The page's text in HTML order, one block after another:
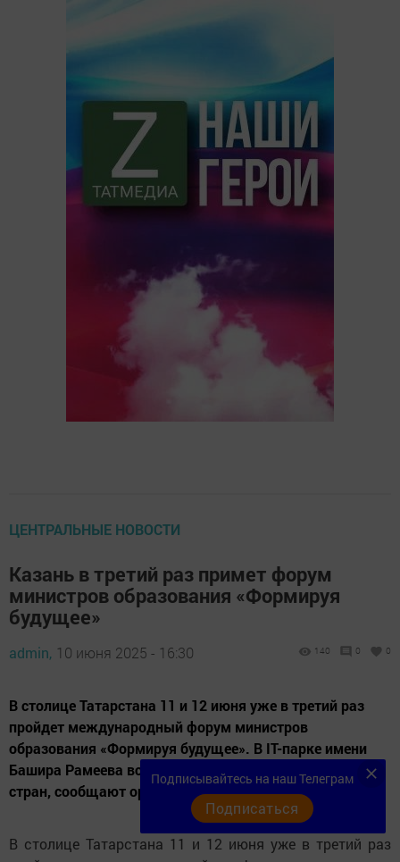
ЦЕНТРАЛЬНЫЕ НОВОСТИ
Казань в третий раз примет форум
министров образования «Формируя
будущее»
admin, 10 июня 2025 - 16:30 140 0 0
В столице Татарстана 11 и 12 июня уже в третий раз
пройдет международный форум министров
образования «Формируя будущее». В IT-парке имени
Башира Рамеева встретятся представители более 30
стран, сообщают организаторы события.
В столице Татарстана 11 и 12 июня уже в третий раз
Подписывайтесь на наш Телеграм
Подписаться